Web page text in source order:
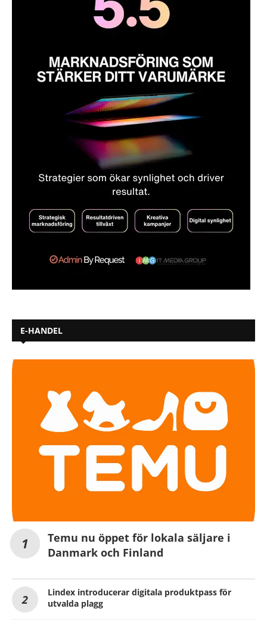
E-HANDEL
Temu nu öppet för lokala säljare i
Danmark och Finland
Lindex introducerar digitala produktpass för
utvalda plagg